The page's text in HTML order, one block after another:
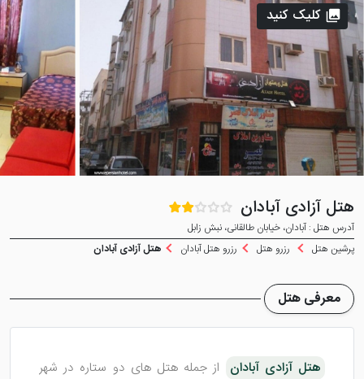
هتل آزادی آبادان
آدرس هتل : آبادان، خیابان طالقانی، نبش زابل
پرشین هتل
رزرو هتل رزرو هتل آبادان هتل آزادی آبادان
کلیک کنید
معرفی هتل
هتل آزادی آبادان از جمله هتل های دو ستاره در شهر